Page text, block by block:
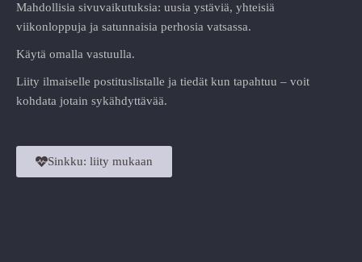
Mahdollisia sivuvaikutuksia: uusia ystäviä, yhteisiä
viikonloppuja ja satunnaisia perhosia vatsassa.
Käytä omalla vastuulla.
Liity ilmaiselle postituslistalle ja tiedät kun tapahtuu – voit
kohdata jotain sykähdyttävää.
Sinkku: liity mukaan